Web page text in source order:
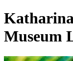
Museum